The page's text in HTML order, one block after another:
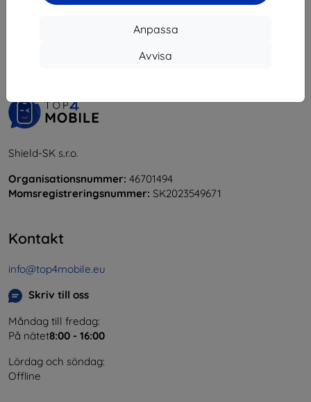
Anpassa
Avvisa
Shield-SK s.r.o.
Organisationsnummer: 46701494
Momsregistreringsnummer: SK2023549671
Kontakt
info@top4mobile.eu
Skriv till oss
Måndag till fredag:
På nätet8:00 - 16:00
Lördag och söndag:
Offline